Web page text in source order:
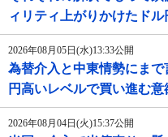
ィリティ上がりかけたド
2026年08月05日(水)13:33公開
為替介入と中東情勢にま
円高いレベルで買い進む
2026年08月04日(火)15:37公開